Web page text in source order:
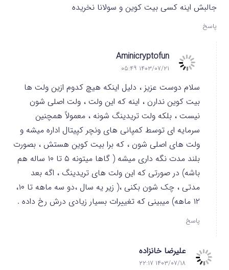
جالبش اینه کسی بیت کوین و سولانا نخریده
پاسخ
Aminicryptofun
۱۴۰۳/۰۷/۲۱ ۰۵:۴۹
سلام دوست عزیز ، دلیل اینکه هیچ کدوم ازین ولت ها
بیت کوین ندارن ، اینه که این ولت ، ولت اصلی شون
نیست ، بلکه ولت تریدینگ شونه ، معمولاً همچنین
سرمایه ای توسط کمپانی های ونچر کپیتال اداره میشه و
ولت های اصلی شون ، که برا بیت کوین هستش ، بصورت
بلند مدت نگه داری میشه ( گاها میتونه ۵ تا ۱۰ ساله هم
باشه) در صورتی که این ولت های تریدینگ ، اگه بعد
مدتی ، چک شون بکنی ،( زیر یه سال ،دو سه ماهه تا ۱۰،
۱۲ ماهه) میبینی که تغییرات بسیار زیادی درش رخ داده .
پاسخ
علیرضا خانزاده
۱۴۰۳/۰۷/۱۸ ۲۲:۱۷